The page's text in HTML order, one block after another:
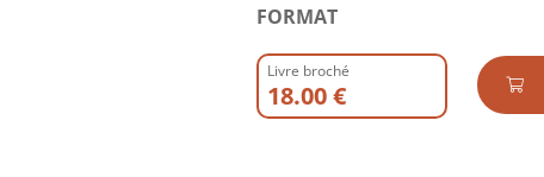
FORMAT
Livre broché
18.00 €